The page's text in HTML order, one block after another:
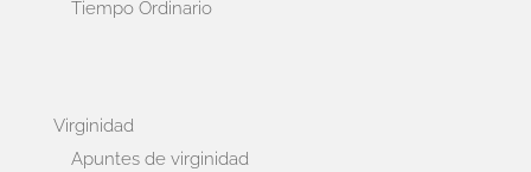
Tiempo Ordinario
Virginidad
Apuntes de virginidad